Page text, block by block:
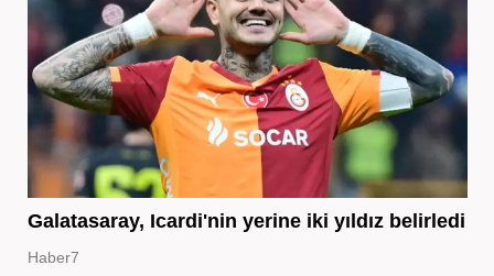
Galatasaray, Icardi'nin yerine iki yıldız belirledi
Haber7